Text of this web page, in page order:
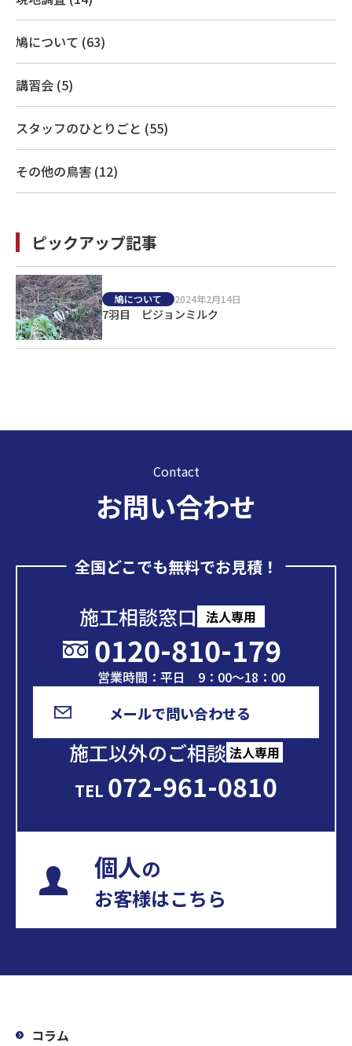
鳩について (63)
講習会 (5)
スタッフのひとりごと (55)
その他の鳥害 (12)
ピックアップ記事
鳩について 2024年2月14日
7羽目 ピジョンミルク
Contact
お問い合わせ
全国どこでも無料でお見積！
施工相談窓口 法人専用
0120-810-179
営業時間：平日 9：00～18：00
メールで問い合わせる
施工以外のご相談 法人専用
TEL 072-961-0810
個人の
お客様はこちら
コラム